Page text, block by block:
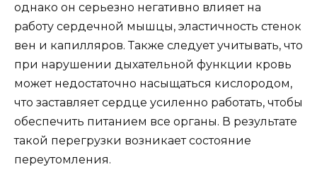
однако он серьезно негативно влияет на
работу сердечной мышцы, эластичность стенок
вен и капилляров. Также следует учитывать, что
при нарушении дыхательной функции кровь
может недостаточно насыщаться кислородом,
что заставляет сердце усиленно работать, чтобы
обеспечить питанием все органы. В результате
такой перегрузки возникает состояние
переутомления.